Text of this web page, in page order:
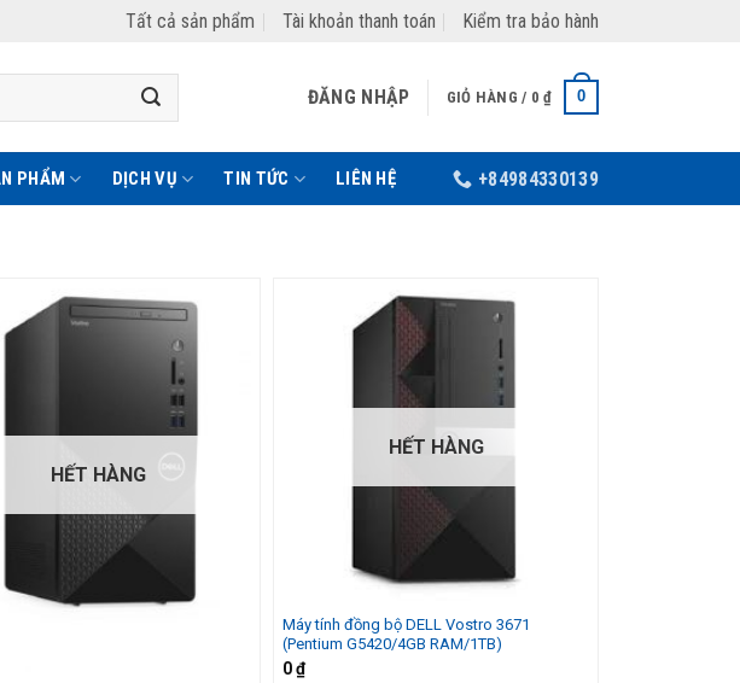
Tất cả sản phẩm Tài khoản thanh toán Kiểm tra bảo hành
ĐĂNG NHẬP GIỎ HÀNG / 0₫ 0
PHẨM DỊCH VỤ TIN TỨC LIÊN HỆ +84984330139
HẾT HÀNG
HẾT HÀNG
Máy tính đồng bộ DELL Vostro 3671
(Pentium G5420/4GB RAM/1TB)
0₫